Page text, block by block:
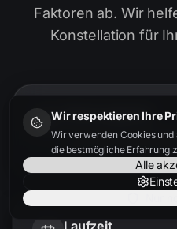
Wir respektieren Ihre
Wir verwenden Cookies und
die bestmögliche Erfahrung
Alle
Faktoren ab. Wir
Konstellation für
Fahrzeugpreis
Je besser der
Rate. Wir finden
Laufzeit